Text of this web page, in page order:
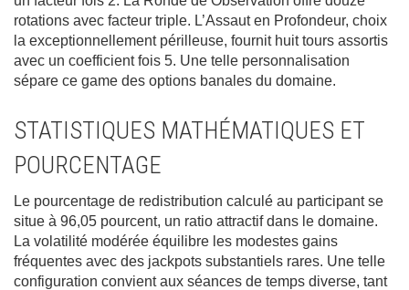
rotations avec facteur triple. L’Assaut en Profondeur, choix
la exceptionnellement périlleuse, fournit huit tours assortis
avec un coefficient fois 5. Une telle personnalisation
sépare ce game des options banales du domaine.
STATISTIQUES MATHÉMATIQUES ET
POURCENTAGE
Le pourcentage de redistribution calculé au participant se
situe à 96,05 pourcent, un ratio attractif dans le domaine.
La volatilité modérée équilibre les modestes gains
fréquentes avec des jackpots substantiels rares. Une telle
configuration convient aux séances de temps diverse, tant